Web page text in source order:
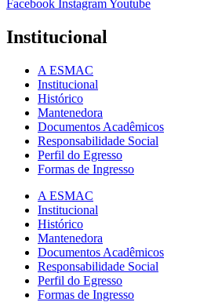
Facebook Instagram Youtube
Institucional
A ESMAC
Institucional
Histórico
Mantenedora
Documentos Acadêmicos
Responsabilidade Social
Perfil do Egresso
Formas de Ingresso
A ESMAC
Institucional
Histórico
Mantenedora
Documentos Acadêmicos
Responsabilidade Social
Perfil do Egresso
Formas de Ingresso